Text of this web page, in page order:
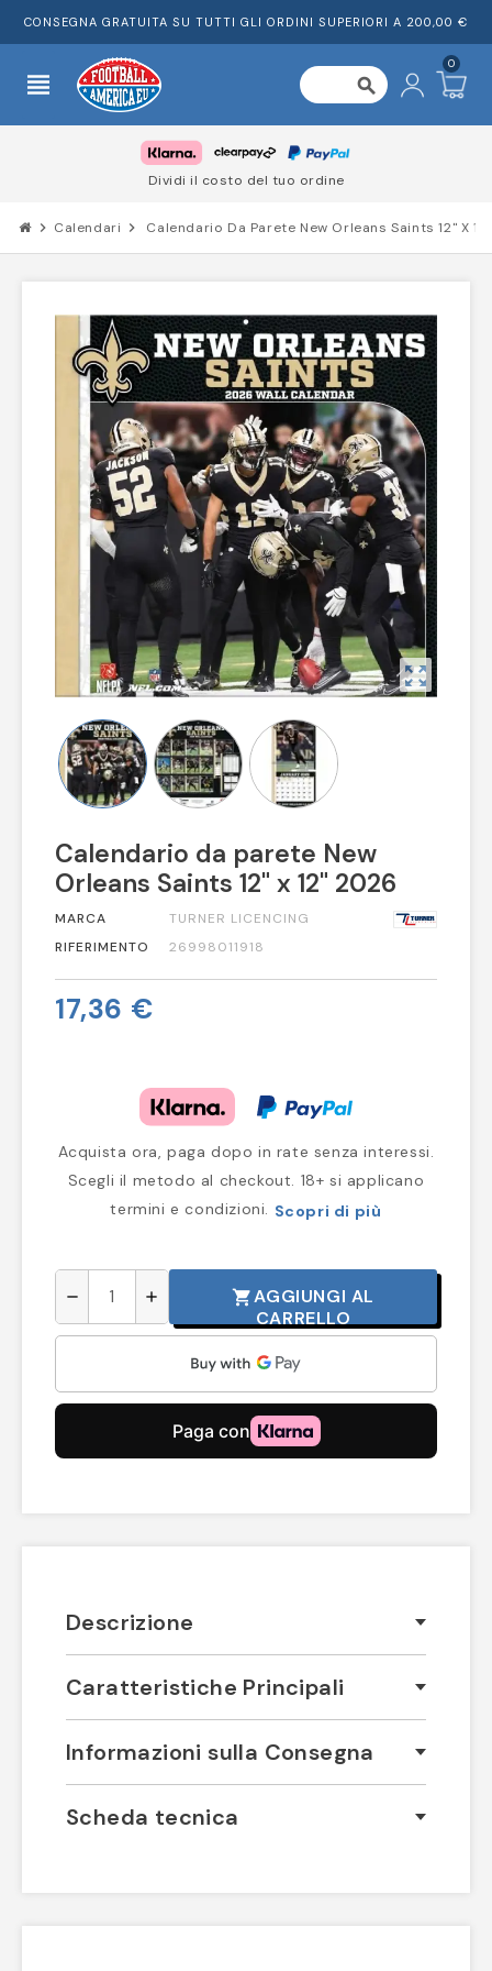
CONSEGNA GRATUITA SU TUTTI GLI ORDINI SUPERIORI A 200,00 €
view_headline search
0
Dividi il costo del tuo ordine
chevron_right Calendari chevron_right Calendario Da Parete New Orleans Saints 12" X
zoom_out_map
Calendario da parete New
Orleans Saints 12" x 12" 2026
MARCA
TURNER LICENCING
RIFERIMENTO
26998011918
17,36 €
Acquista ora, paga dopo in rate senza interessi.
Scegli il metodo al checkout. 18+ si applicano
termini e condizioni. Scopri di più
remove add shopping_cartAGGIUNGI AL
CARRELLO
Descrizione
Caratteristiche Principali
Informazioni sulla Consegna
Scheda tecnica